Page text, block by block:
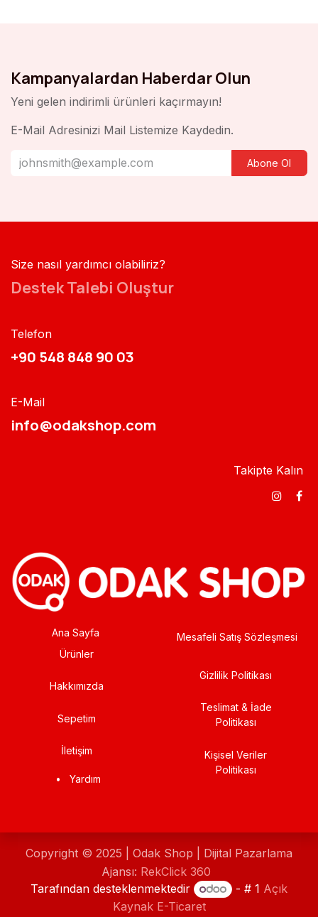
Kampanyalardan Haberdar Olun
Yeni gelen indirimli ürünleri kaçırmayın!
E-Mail Adresinizi Mail Listemize Kaydedin.
Abone Ol
Size nasıl yardımcı olabiliriz?
Destek Talebi Oluştur
Telefon
+90 548 848 90 03​​
E-Mail
info@odakshop.com​
Takipte Kalın
Ana Sayfa
Ürünler
Hakkımızda
Sepetim
İletişim
• Yardım
Mesafeli Satış Sözleşmesi
Gizlilik Politikası
Teslimat & İade
Politikası
Kişisel Veriler
Politikası
Copyright © 2025 | Odak Shop | Dijital Pazarlama
Ajansı: RekClick 360
Tarafından desteklenmektedir
- # 1 Açık
Kaynak E-Ticaret